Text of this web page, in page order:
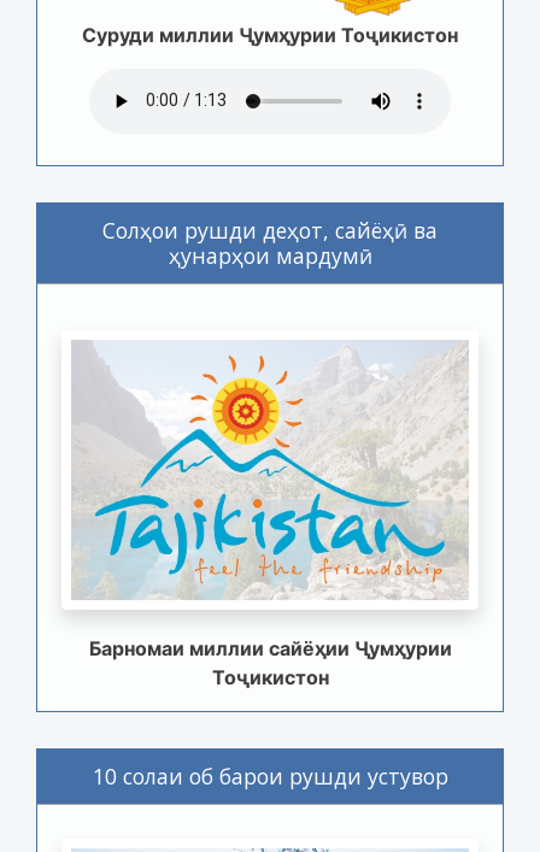
Суруди миллии Ҷумҳурии Тоҷикистон
Солҳои рушди деҳот, сайёҳӣ ва
ҳунарҳои мардумӣ
Барномаи миллии сайёҳии Ҷумҳурии
Тоҷикистон
10 солаи об барои рушди устувор